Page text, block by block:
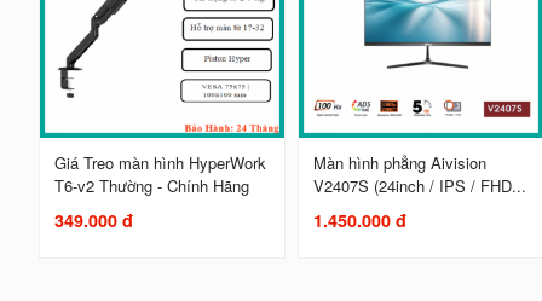
Giá Treo màn hình HyperWork
T6-v2 Thường - Chính Hãng
349.000 đ
Màn hình phẳng Aivision
V2407S (24inch / IPS / FHD...
1.450.000 đ